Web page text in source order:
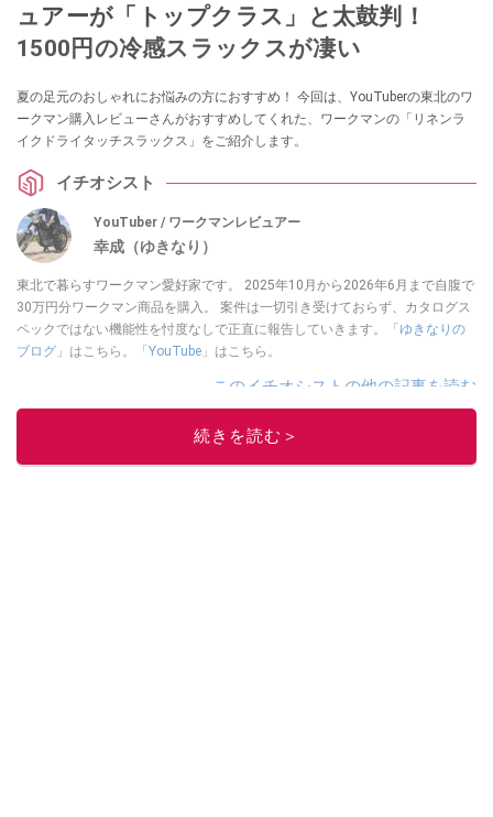
ュアーが「トップクラス」と太鼓判！
1500円の冷感スラックスが凄い
夏の足元のおしゃれにお悩みの方におすすめ！ 今回は、YouTuberの東北のワ
ークマン購入レビューさんがおすすめしてくれた、ワークマンの「リネンラ
イクドライタッチスラックス」をご紹介します。
イチオシスト
YouTuber / ワークマンレビュアー
幸成（ゆきなり）
東北で暮らすワークマン愛好家です。 2025年10月から2026年6月まで自腹で
30万円分ワークマン商品を購入。 案件は一切引き受けておらず、カタログス
ペックではない機能性を忖度なしで正直に報告していきます。「 ゆきなりの
ブログ 」はこちら。「 YouTube 」はこちら。
このイチオシストの他の記事を読む
続きを読む＞